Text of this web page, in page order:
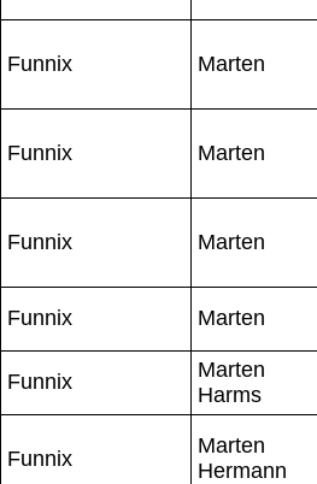
Funnix Marten
Funnix Marten
Funnix Marten
Funnix Marten
Funnix
Marten
Harms
Funnix
Marten
Hermann